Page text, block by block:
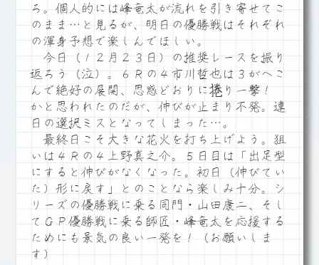
ろ。個人的には峰竜太が流れを引き寄せてこ
のまま…と見るが、明日の優勝戦はそれぞれ
の渾身予想で楽しんでほしい。
今日（１２月２３日）の推奨レースを振り
返ろう（泣）。６Ｒの４市川哲也は３がへこ
んで絶好の展開、思惑どおりに捲り一撃！
かと思われたのだが、伸びが止まり不発。連
日の選択ミスとなってしまった…。
最終日こそ大きな花火を打ち上げよう。狙
いは４Ｒの４上野真之介。５日目は「出足型
にすると伸びがなくなった。初日（伸びてい
た）形に戻す」とのことなら楽しみ十分。シ
リーズの優勝戦に乗る同門・山田康二、そし
てＧＰ優勝戦に乗る師匠・峰竜太を応援する
ためにも景気の良い一発を！（お願いしま
す）